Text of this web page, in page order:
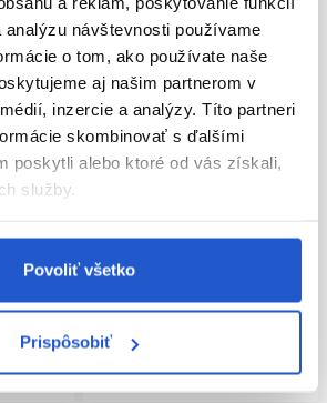
návštevnosti používame
o tom, ako používate naše
aj našim partnerom v
inzercie a analýzy. Títo partneri
skombinovať s ďalšími
poskytli alebo ktoré od vás získali,
služby.
Povoliť všetko
Prispôsobiť
10x
-50%
Oficiálna distribúcia
Dopredaj
Mobilný nábytok
71.80 €
35.90 €
Kúpiť
Skladom ㅤ